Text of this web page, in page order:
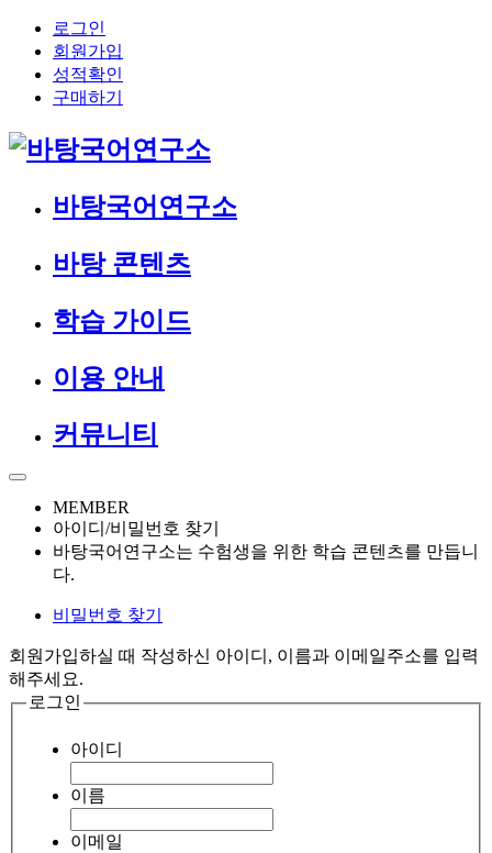
로그인
회원가입
성적확인
구매하기
바탕국어연구소
바탕 콘텐츠
학습 가이드
이용 안내
커뮤니티
MEMBER
아이디/비밀번호 찾기
바탕국어연구소는 수험생을 위한 학습 콘텐츠를 만듭니
다.
비밀번호 찾기
회원가입하실 때 작성하신 아이디, 이름과 이메일주소를 입력
해주세요.
로그인
아이디
이름
이메일